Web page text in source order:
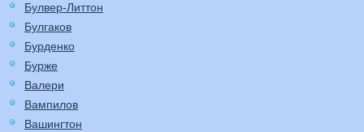
Булвер-Литтон
Булгаков
Бурденко
Бурже
Валери
Вампилов
Вашингтон